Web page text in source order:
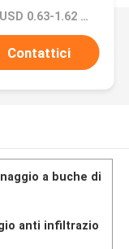
Prezzo：USD 0.63-1.62 per square meter
Contattici
a buche di
anti infiltrazio